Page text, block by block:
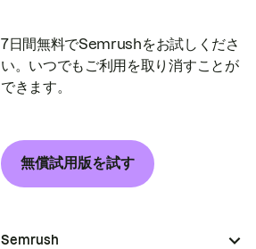
7日間無料でSemrushをお試しくださ
い。いつでもご利用を取り消すことが
できます。
無償試用版を試す
Semrush